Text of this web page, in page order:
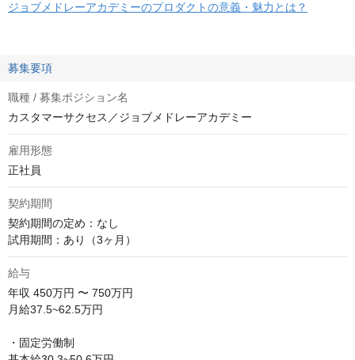
ジョブメドレーアカデミーのプロダクトの意義・魅力とは？
募集要項
職種 / 募集ポジション名
カスタマーサクセス／ジョブメドレーアカデミー
雇用形態
正社員
契約期間
契約期間の定め：なし
試用期間：あり（3ヶ月）
給与
年収 450万円 〜 750万円
月給37.5~62.5万円
・固定労働制